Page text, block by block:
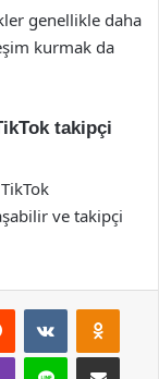
genellikle daha
kurmak da
takipçi
ve takipçi
Reddit VKontakte
Viber Line E-Posta ile